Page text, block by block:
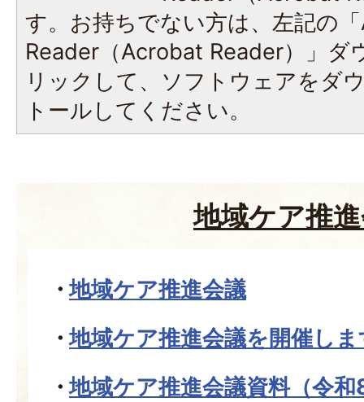
す。お持ちでない方は、左記の
Reader（Acrobat Reader）」ダ
リックして、ソフトウェアをダ
トールしてください。
地域ケア推
地域ケア推進会議
地域ケア推進会議を開催しま
地域ケア推進会議資料（令和